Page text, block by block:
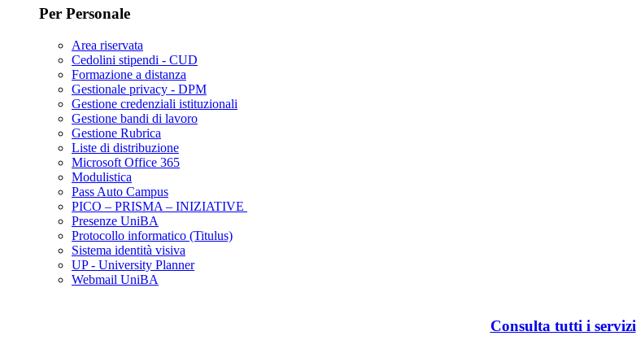
Per Personale
Area riservata
Cedolini stipendi - CUD
Formazione a distanza
Gestionale privacy - DPM
Gestione credenziali istituzionali
Gestione bandi di lavoro
Gestione Rubrica
Liste di distribuzione
Microsoft Office 365
Modulistica
Pass Auto Campus
PICO – PRISMA – INIZIATIVE
Presenze UniBA
Protocollo informatico (Titulus)
Sistema identità visiva
UP - University Planner
Webmail UniBA
Consulta tutti i servizi